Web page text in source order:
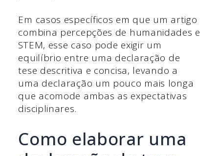
Em casos específicos em que um artigo
combina percepções de humanidades e
STEM, esse caso pode exigir um
equilíbrio entre uma declaração de
tese descritiva e concisa, levando a
uma declaração um pouco mais longa
que acomode ambas as expectativas
disciplinares.
Como elaborar uma